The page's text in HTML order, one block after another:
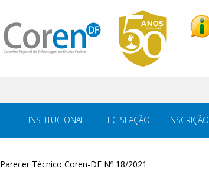
INSTITUCIONAL LEGISLAÇÃO INSCRIÇÃO
Parecer Técnico Coren-DF Nº 18/2021